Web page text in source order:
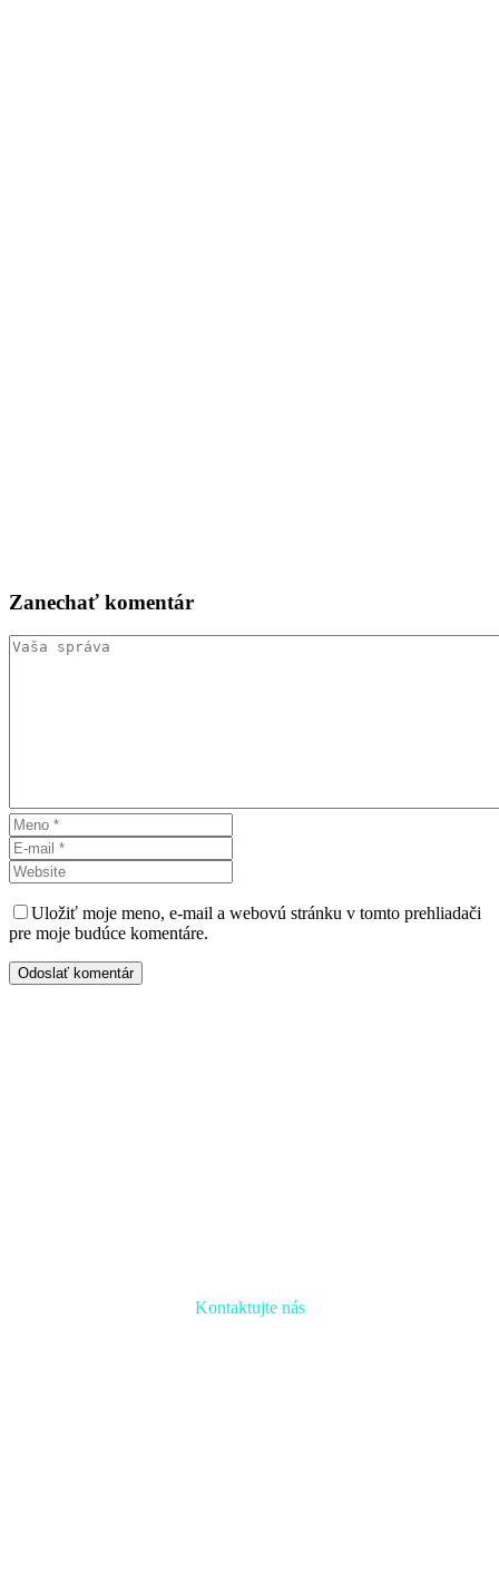
Zanechať komentár
Uložiť moje meno, e-mail a webovú stránku v tomto prehliadači
pre moje budúce komentáre.
Odoslať komentár
Kontaktujte nás